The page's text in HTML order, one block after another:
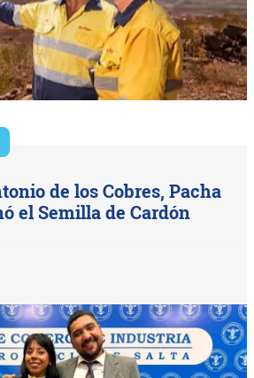
de los Cobres, Pacha
el Semilla de Cardón